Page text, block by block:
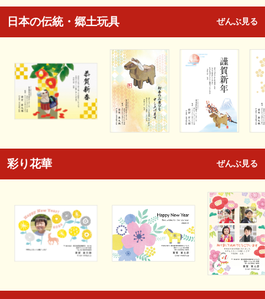
日本の伝統・郷土玩具 ぜんぶ見る
彩り花華 ぜんぶ見る